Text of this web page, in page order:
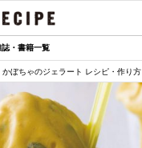
誌・書籍一覧
かぼちゃのジェラート レシピ・作り方